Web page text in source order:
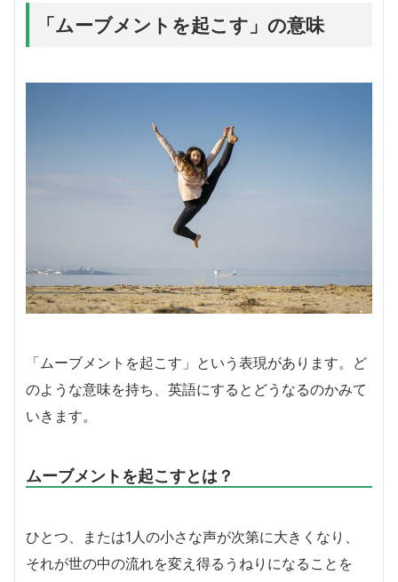
「ムーブメントを起こす」の意味
「ムーブメントを起こす」という表現があります。ど
のような意味を持ち、英語にするとどうなるのかみて
いきます。
ムーブメントを起こすとは？
ひとつ、または1人の小さな声が次第に大きくなり、
それが世の中の流れを変え得るうねりになることを